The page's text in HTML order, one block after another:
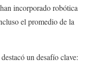
incorporado robótica
el promedio de la
un desafío clave: